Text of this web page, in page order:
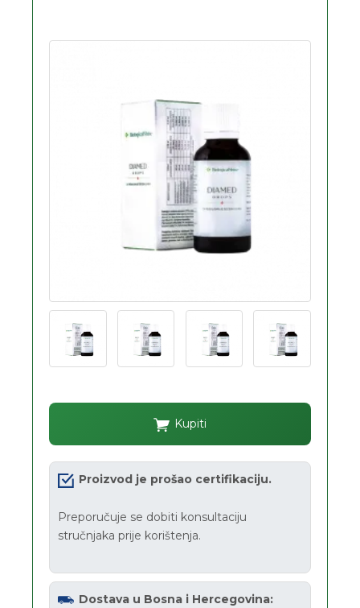
Kupiti
Proizvod je prošao certifikaciju.
Preporučuje se dobiti konsultaciju
stručnjaka prije korištenja.
Dostava u Bosna i Hercegovina: